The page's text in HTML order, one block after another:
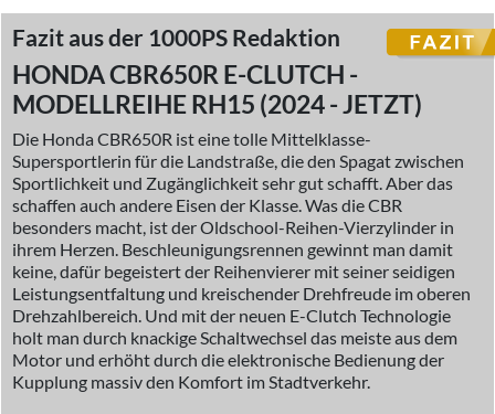
Fazit aus der 1000PS Redaktion
HONDA CBR650R E-CLUTCH -
MODELLREIHE RH15 (2024 - JETZT)
Die Honda CBR650R ist eine tolle Mittelklasse-
Supersportlerin für die Landstraße, die den Spagat zwischen
Sportlichkeit und Zugänglichkeit sehr gut schafft. Aber das
schaffen auch andere Eisen der Klasse. Was die CBR
besonders macht, ist der Oldschool-Reihen-Vierzylinder in
ihrem Herzen. Beschleunigungsrennen gewinnt man damit
keine, dafür begeistert der Reihenvierer mit seiner seidigen
Leistungsentfaltung und kreischender Drehfreude im oberen
Drehzahlbereich. Und mit der neuen E-Clutch Technologie
holt man durch knackige Schaltwechsel das meiste aus dem
Motor und erhöht durch die elektronische Bedienung der
Kupplung massiv den Komfort im Stadtverkehr.